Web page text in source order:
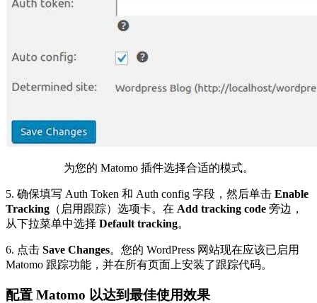
为您的 Matomo 插件选择合适的模式。
5. 确保填写 Auth Token 和 Auth config 字段，然后单击 Enable
Tracking （启用跟踪）选项卡。在 Add tracking code 旁边，
从下拉菜单中选择 Default tracking。
6. 点击 Save Changes。您的 WordPress 网站现在应该已启用
Matomo 跟踪功能，并在所有页面上安装了跟踪代码。
配置 Matomo 以达到最佳使用效果